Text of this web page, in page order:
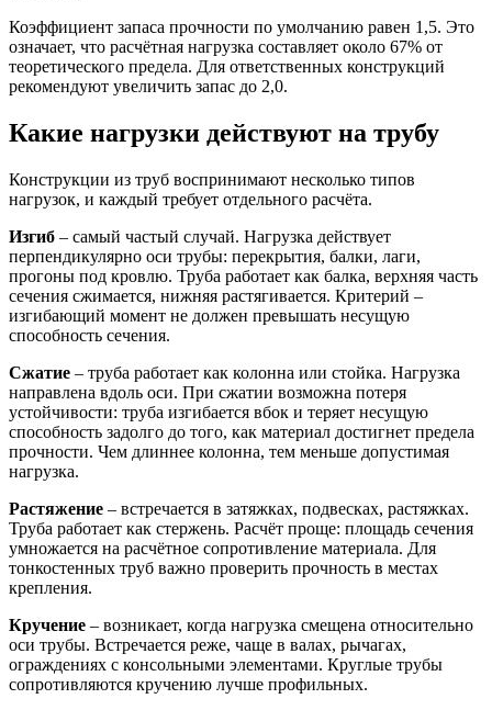
Коэффициент запаса прочности по умолчанию равен 1,5. Это
означает, что расчётная нагрузка составляет около 67% от
теоретического предела. Для ответственных конструкций
рекомендуют увеличить запас до 2,0.
Какие нагрузки действуют на трубу
Конструкции из труб воспринимают несколько типов
нагрузок, и каждый требует отдельного расчёта.
Изгиб – самый частый случай. Нагрузка действует
перпендикулярно оси трубы: перекрытия, балки, лаги,
прогоны под кровлю. Труба работает как балка, верхняя часть
сечения сжимается, нижняя растягивается. Критерий –
изгибающий момент не должен превышать несущую
способность сечения.
Сжатие – труба работает как колонна или стойка. Нагрузка
направлена вдоль оси. При сжатии возможна потеря
устойчивости: труба изгибается вбок и теряет несущую
способность задолго до того, как материал достигнет предела
прочности. Чем длиннее колонна, тем меньше допустимая
нагрузка.
Растяжение – встречается в затяжках, подвесках, растяжках.
Труба работает как стержень. Расчёт проще: площадь сечения
умножается на расчётное сопротивление материала. Для
тонкостенных труб важно проверить прочность в местах
крепления.
Кручение – возникает, когда нагрузка смещена относительно
оси трубы. Встречается реже, чаще в валах, рычагах,
ограждениях с консольными элементами. Круглые трубы
сопротивляются кручению лучше профильных.